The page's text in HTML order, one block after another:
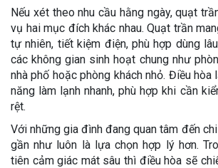
Nếu xét theo nhu cầu hằng ngày, quạt
vụ hai mục đích khác nhau. Quạt trần
tự nhiên, tiết kiệm điện, phù hợp dùng
các không gian sinh hoạt chung như
nhà phố hoặc phòng khách nhỏ. Điều hòa
năng làm lạnh nhanh, phù hợp khi cần
rệt.
Với những gia đình đang quan tâm đến
gần như luôn là lựa chọn hợp lý hơn.
tiên cảm giác mát sâu thì điều hòa sẽ